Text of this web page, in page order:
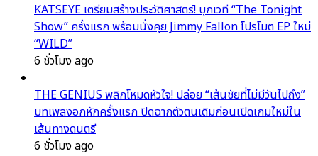
KATSEYE เตรียมสร้างประวัติศาสตร์! บุกเวที “The Tonight
Show” ครั้งแรก พร้อมนั่งคุย Jimmy Fallon โปรโมต EP ใหม่
“WILD”
6 ชั่วโมง ago
THE GENIUS พลิกโหมดหัวใจ! ปล่อย “เส้นชัยที่ไม่มีวันไปถึง”
บทเพลงอกหักครั้งแรก ปิดฉากตัวตนเดิมก่อนเปิดเกมใหม่ใน
เส้นทางดนตรี
6 ชั่วโมง ago